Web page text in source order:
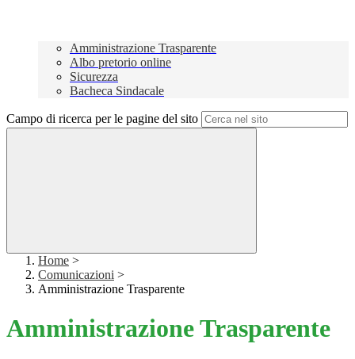
Amministrazione Trasparente
Albo pretorio online
Sicurezza
Bacheca Sindacale
Campo di ricerca per le pagine del sito
Home >
Comunicazioni >
Amministrazione Trasparente
Amministrazione Trasparente